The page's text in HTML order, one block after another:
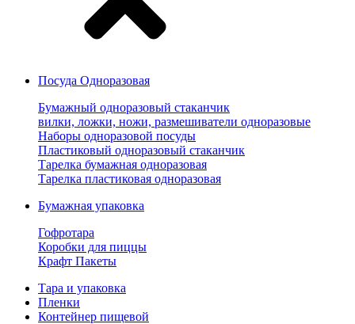
Посуда Одноразовая
Бумажный одноразовый стаканчик
вилки, ложки, ножи, размешиватели одноразовые
Наборы одноразовой посуды
Пластиковый одноразовый стаканчик
Тарелка бумажная одноразовая
Тарелка пластиковая одноразовая
Бумажная упаковка
Гофротара
Коробки для пиццы
Крафт Пакеты
Тара и упаковка
Пленки
Контейнер пищевой